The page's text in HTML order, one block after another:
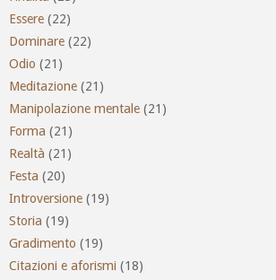
Essere (22)
Dominare (22)
Odio (21)
Meditazione (21)
Manipolazione mentale (21)
Forma (21)
Realtà (21)
Festa (20)
Introversione (19)
Storia (19)
Gradimento (19)
Citazioni e aforismi (18)